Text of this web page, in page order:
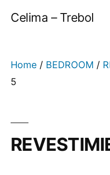
Celima – Trebol
Home / BEDROOM /
5